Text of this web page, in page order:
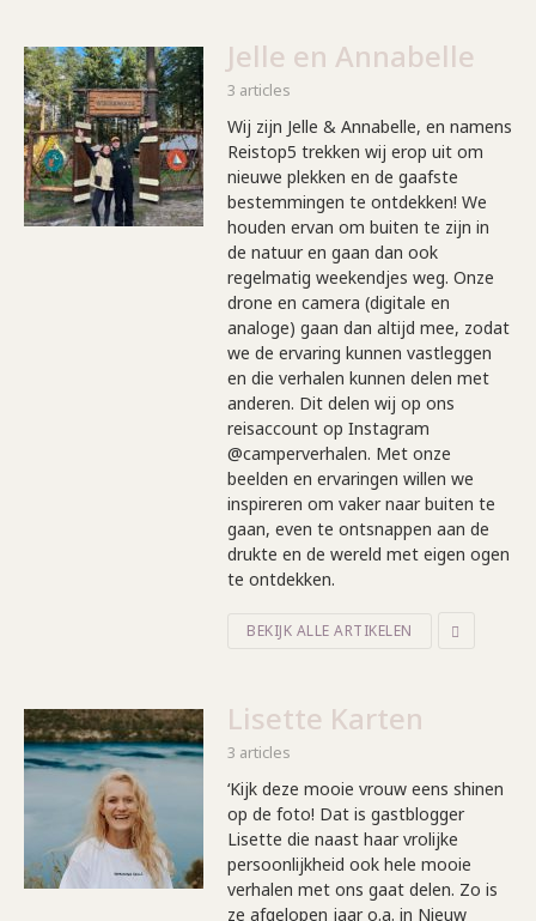
Jelle en Annabelle
3 articles
Wij zijn Jelle & Annabelle, en namens
Reistop5 trekken wij erop uit om
nieuwe plekken en de gaafste
bestemmingen te ontdekken! We
houden ervan om buiten te zijn in
de natuur en gaan dan ook
regelmatig weekendjes weg. Onze
drone en camera (digitale en
analoge) gaan dan altijd mee, zodat
we de ervaring kunnen vastleggen
en die verhalen kunnen delen met
anderen. Dit delen wij op ons
reisaccount op Instagram
@camperverhalen. Met onze
beelden en ervaringen willen we
inspireren om vaker naar buiten te
gaan, even te ontsnappen aan de
drukte en de wereld met eigen ogen
te ontdekken.
BEKIJK ALLE ARTIKELEN
Lisette Karten
3 articles
‘Kijk deze mooie vrouw eens shinen
op de foto! Dat is gastblogger
Lisette die naast haar vrolijke
persoonlijkheid ook hele mooie
verhalen met ons gaat delen. Zo is
ze afgelopen jaar o.a. in Nieuw